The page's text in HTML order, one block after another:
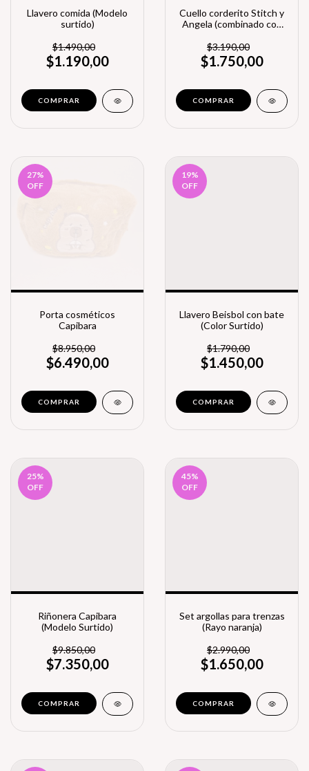
Llavero comida (Modelo
surtido)
$1.490,00
$1.190,00
Cuello corderito Stitch y
Angela (combinado con
$3.190,00
$1.750,00
27%
OFF
Porta cosméticos
Capibara
$8.950,00
$6.490,00
19%
OFF
Llavero Beisbol con bate
(Color Surtido)
$1.790,00
$1.450,00
25%
OFF
Riñonera Capibara
(Modelo Surtido)
$9.850,00
$7.350,00
45%
OFF
Set argollas para trenzas
(Rayo naranja)
$2.990,00
$1.650,00